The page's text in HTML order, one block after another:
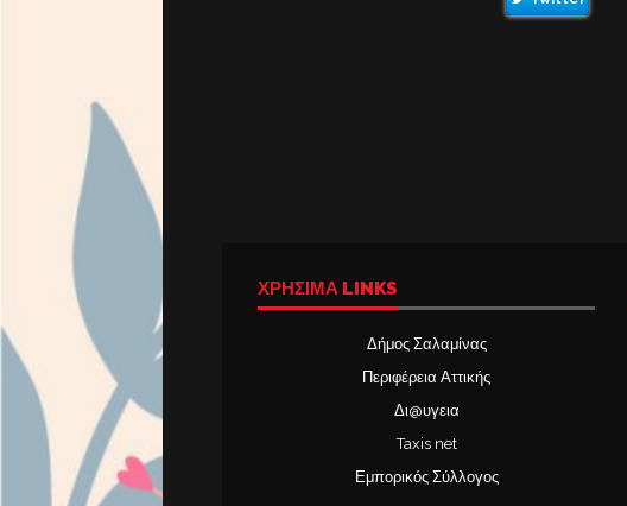
ΧΡΉΣΙΜΑ LINKS
Δήμος Σαλαμίνας
Περιφέρεια Αττικής
Δι@υγεια
Taxis net
Εμπορικός Σύλλογος